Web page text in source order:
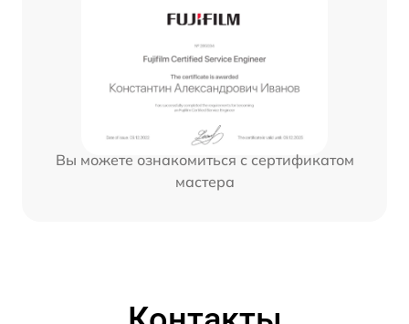
Вы можете ознакомиться с сертификатом
мастера